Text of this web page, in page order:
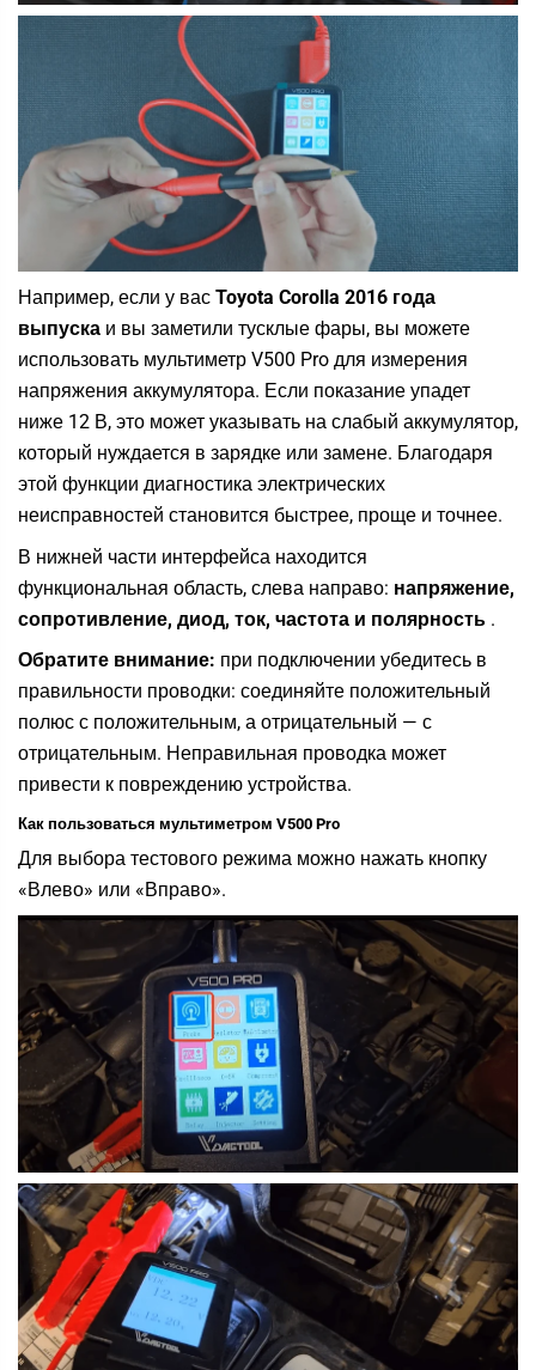
Например, если у вас Toyota Corolla 2016 года
выпуска и вы заметили тусклые фары, вы можете
использовать мультиметр V500 Pro для измерения
напряжения аккумулятора. Если показание упадет
ниже 12 В, это может указывать на слабый аккумулятор,
который нуждается в зарядке или замене. Благодаря
этой функции диагностика электрических
неисправностей становится быстрее, проще и точнее.
В нижней части интерфейса находится
функциональная область, слева направо: напряжение,
сопротивление, диод, ток, частота и полярность .
Обратите внимание: при подключении убедитесь в
правильности проводки: соединяйте положительный
полюс с положительным, а отрицательный — с
отрицательным. Неправильная проводка может
привести к повреждению устройства.
Как пользоваться мультиметром V500 Pro
Для выбора тестового режима можно нажать кнопку
«Влево» или «Вправо».